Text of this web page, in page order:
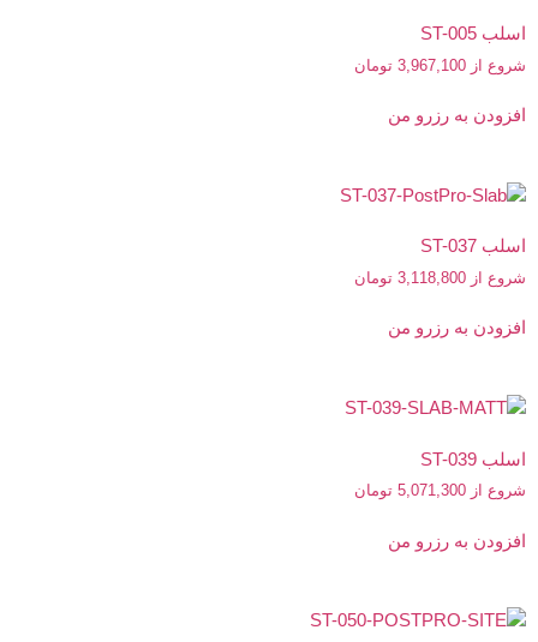
اسلب ST-005
شروع از 3,967,100 تومان
افزودن به رزرو من
اسلب ST-037
شروع از 3,118,800 تومان
افزودن به رزرو من
اسلب ST-039
شروع از 5,071,300 تومان
افزودن به رزرو من